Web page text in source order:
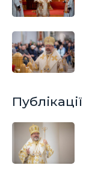
Публікації